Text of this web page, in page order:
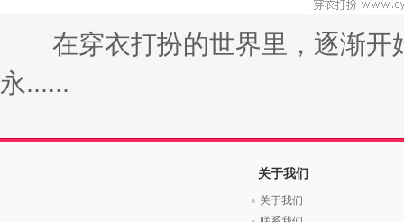
在穿衣打扮的世界里，逐渐开
永......
关于我们
关于我们